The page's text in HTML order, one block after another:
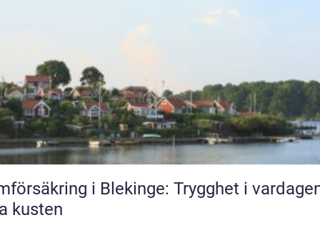
i Blekinge: Trygghet i
kusten